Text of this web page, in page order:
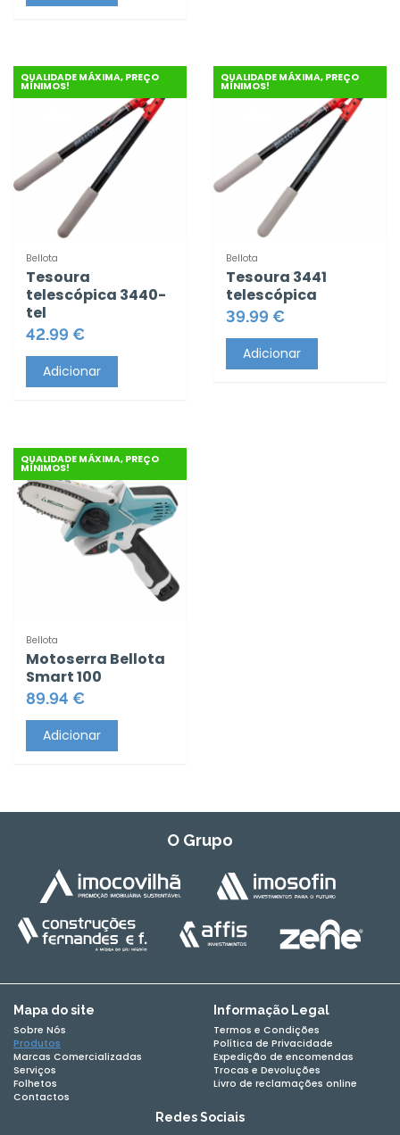
QUALIDADE MÁXIMA, PREÇO
MÍNIMOS!
Bellota
Tesoura
telescópica 3440-
tel
42.99 €
Adicionar
QUALIDADE MÁXIMA, PREÇO
MÍNIMOS!
Bellota
Tesoura 3441
telescópica
39.99 €
Adicionar
QUALIDADE MÁXIMA, PREÇO
MÍNIMOS!
Bellota
Motoserra Bellota
Smart 100
89.94 €
Adicionar
O Grupo
Mapa do site
Sobre Nós
Produtos
Marcas Comercializadas
Serviços
Folhetos
Contactos
Informação Legal
Termos e Condições
Política de Privacidade
Expedição de encomendas
Trocas e Devoluções
Livro de reclamações online
Redes Sociais